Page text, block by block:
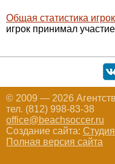
Общая статистика
игрок принимал
© 2009 — 2026
тел. (812) 998-83-38
office@beachsoccer.ru
Создание сайта:
Полная версия сайта